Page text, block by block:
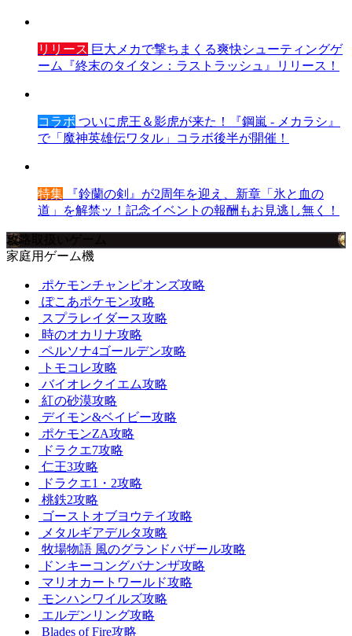
リリース 巨大メカで撃ちまくる爽快シューティングゲ
ーム『終末のタイタン：ラストラッシュ』リリース！
コラボ ついに虎王＆影虎が来た！『鋼嵐 - メカラシ』
で「魔神英雄伝ワタル」コラボ後半が開催！
特集 『鈴蘭の剣』が2周年を迎え、新章「氷と血の
道」を解禁ッ！記念イベントの報酬もお見逃し無く！
攻略取扱いゲーム
家庭用ゲーム機
ポケモンチャンピオンズ攻略
ぽこあポケモン攻略
スプラレイダース攻略
時のオカリナ攻略
ペルソナ4ゴールデン攻略
トモコレ攻略
バイオレクイエム攻略
紅の砂漠攻略
デイモン&ベイビー攻略
ポケモンZA攻略
ドラクエ7攻略
仁王3攻略
ドラクエ1・2攻略
桃鉄2攻略
ゴーストオブヨウテイ攻略
メタルギアデルタ攻略
牧場物語 風のグランドバザール攻略
ドンキーコングバナンザ攻略
マリオカートワールド攻略
モンハンワイルズ攻略
エルデンリング攻略
Blades of Fire攻略